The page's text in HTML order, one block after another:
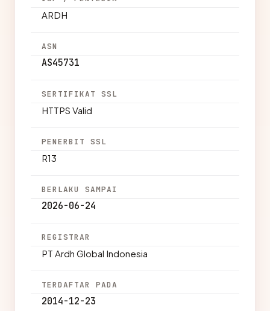
ARDH
ASN
AS45731
SERTIFIKAT SSL
HTTPS Valid
PENERBIT SSL
R13
BERLAKU SAMPAI
2026-06-24
REGISTRAR
PT Ardh Global Indonesia
TERDAFTAR PADA
2014-12-23